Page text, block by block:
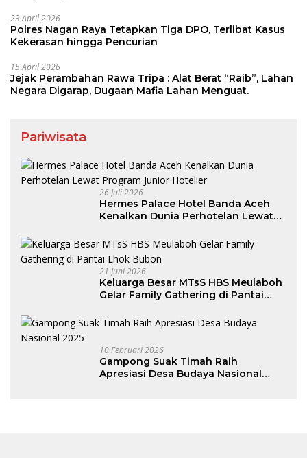
23 April 2026
Polres Nagan Raya Tetapkan Tiga DPO, Terlibat Kasus
Kekerasan hingga Pencurian
15 April 2026
Jejak Perambahan Rawa Tripa : Alat Berat “Raib”, Lahan
Negara Digarap, Dugaan Mafia Lahan Menguat.
Pariwisata
26 Juli 2026
Hermes Palace Hotel Banda Aceh
Kenalkan Dunia Perhotelan Lewat
21 Juni 2026
Keluarga Besar MTsS HBS Meulaboh
Gelar Family Gathering di Pantai
10 Februari 2026
Gampong Suak Timah Raih
Apresiasi Desa Budaya Nasional